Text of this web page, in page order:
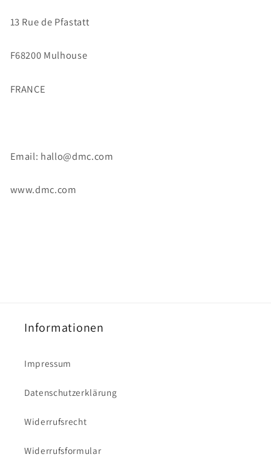
13 Rue de Pfastatt
F68200 Mulhouse
FRANCE
Email: hallo@dmc.com
www.dmc.com
Informationen
Impressum
Datenschutzerklärung
Widerrufsrecht
Widerrufsformular